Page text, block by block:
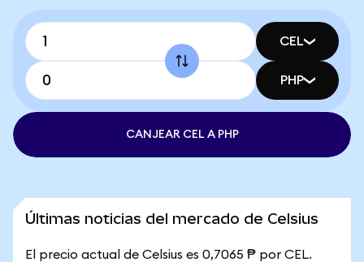
CEL
PHP
CANJEAR CEL A PHP
Últimas noticias del mercado de Celsius
El precio actual de Celsius es 0,7065 ₱ por CEL.